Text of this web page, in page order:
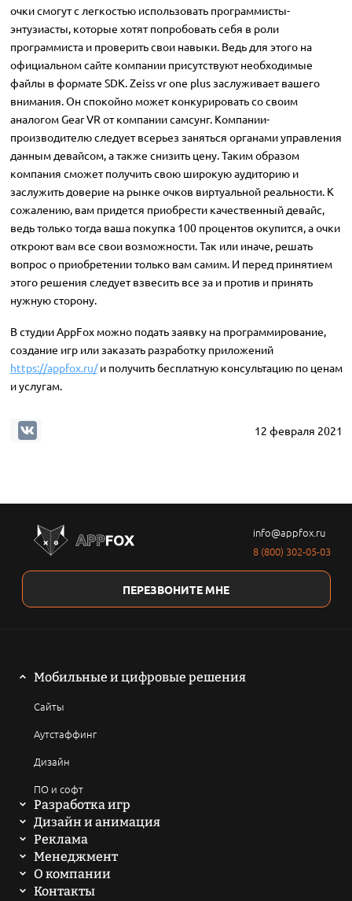
очки смогут с легкостью использовать программисты-
энтузиасты, которые хотят попробовать себя в роли
программиста и проверить свои навыки. Ведь для этого на
официальном сайте компании присутствуют необходимые
файлы в формате SDK. Zeiss vr one plus заслуживает вашего
внимания. Он спокойно может конкурировать со своим
аналогом Gear VR от компании самсунг. Компании-
производителю следует всерьез заняться органами управления
данным девайсом, а также снизить цену. Таким образом
компания сможет получить свою широкую аудиторию и
заслужить доверие на рынке очков виртуальной реальности. К
сожалению, вам придется приобрести качественный девайс,
ведь только тогда ваша покупка 100 процентов окупится, а очки
откроют вам все свои возможности. Так или иначе, решать
вопрос о приобретении только вам самим. И перед принятием
этого решения следует взвесить все за и против и принять
нужную сторону.
В студии AppFox можно подать заявку на программирование,
создание игр или заказать разработку приложений
https://appfox.ru/и получить бесплатную консультацию по ценам
и услугам.
12 февраля 2021
info@appfox.ru
8 (800) 302-05-03
ПЕРЕЗВОНИТЕ МНЕ
Мобильные и цифровые решения
Сайты
Аутстаффинг
Дизайн
ПО и софт
Разработка игр
Мобильные игры
Компьютерные игры
Браузерные и онлайн игры
Дизайн и анимация
2D анимация
3D анимация
Мультфильмы
Реклама
SEO продвижение сайтов
ASO продвижение
Менеджмент
Написать техническое задание
О компании
История
Контакты